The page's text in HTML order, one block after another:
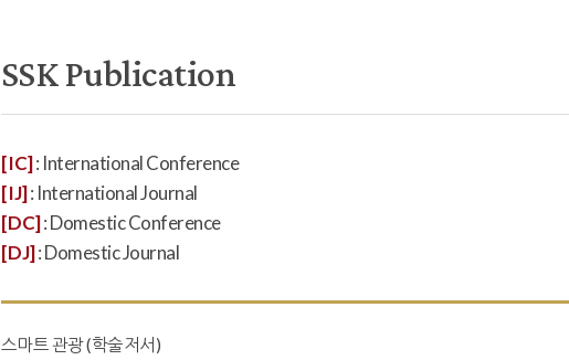
SSK Publication
[IC]: International Conference
[IJ]: International Journal
[DC]: Domestic Conference
[DJ]: Domestic Journal
스마트 관광 (학술저서)